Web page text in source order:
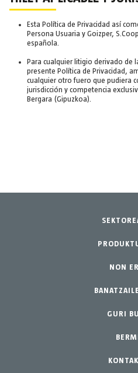
Esta Política de Privacidad así
Persona Usuaria y Goizper,
española.
Para cualquier litigio derivado de
presente Política de Privacidad,
cualquier otro fuero que pudiera
jurisdicción y competencia
Bergara (Gipuzkoa).
Lorezaintza
Etxea-
Ordezko
Mantentze
NON
GURI